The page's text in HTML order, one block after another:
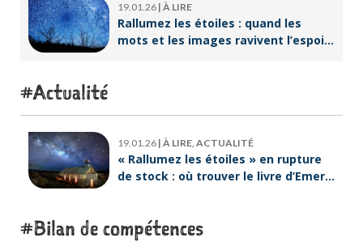
19.01.26 | À LIRE
Rallumez les étoiles : quand les
mots et les images ravivent l’espoir
Actualité
19.01.26 | À LIRE, ACTUALITÉ
« Rallumez les étoiles » en rupture
de stock : où trouver le livre d’Emeric
Bilan de compétences